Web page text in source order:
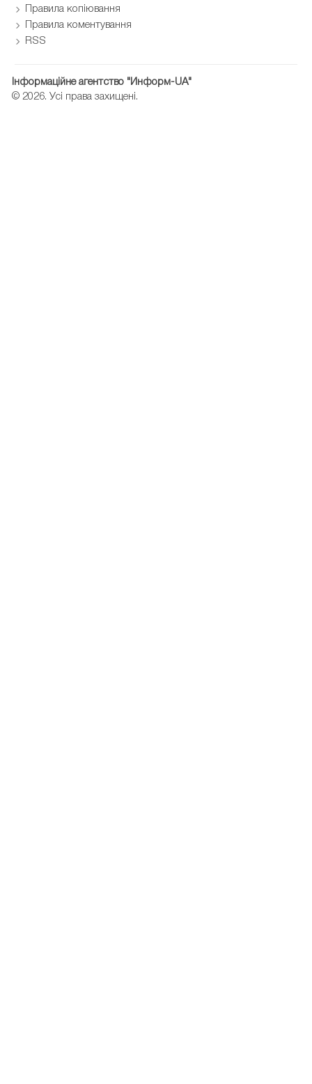
Правила копіювання
Правила коментування
RSS
Інформаційне агентство "Информ-UA"
© 2026. Усі права захищені.